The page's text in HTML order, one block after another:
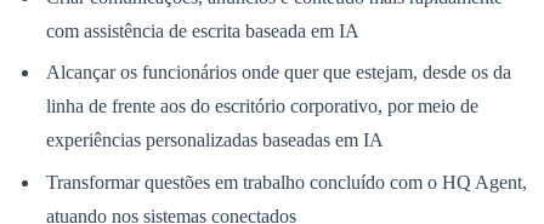
Corinthians
com assistência de escrita baseada em IA
Alcançar os funcionários onde quer que estejam, desde os da
linha de frente aos do escritório corporativo, por meio de
experiências personalizadas baseadas em IA
Transformar questões em trabalho concluído com o HQ Agent,
atuando nos sistemas conectados